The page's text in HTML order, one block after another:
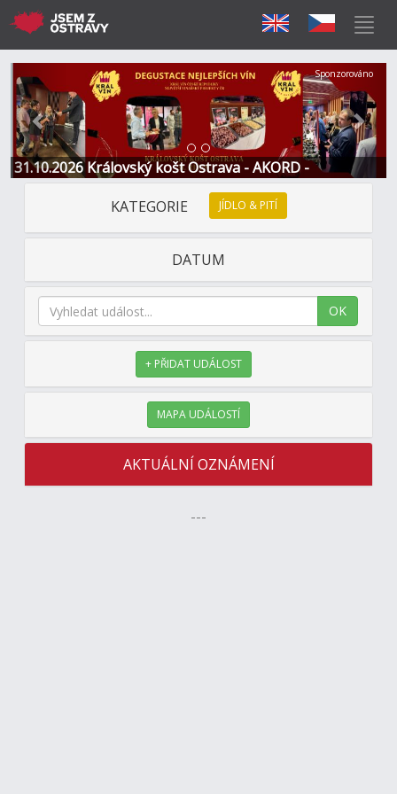
31.10.2026 Královský košt Ostrava - AKORD -
Restaurace a Hotel
Předchozí Další
Sponzorováno
KATEGORIE JÍDLO & PITÍ
DATUM
OK
+ PŘIDAT UDÁLOST
MAPA UDÁLOSTÍ
AKTUÁLNÍ OZNÁMENÍ
---